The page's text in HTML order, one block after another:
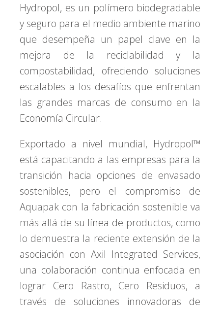
Hydropol, es un polímero biodegradable
y seguro para el medio ambiente marino
que desempeña un papel clave en la
mejora de la reciclabilidad y la
compostabilidad, ofreciendo soluciones
escalables a los desafíos que enfrentan
las grandes marcas de consumo en la
Economía Circular.
Exportado a nivel mundial, Hydropol™
está capacitando a las empresas para la
transición hacia opciones de envasado
sostenibles, pero el compromiso de
Aquapak con la fabricación sostenible va
más allá de su línea de productos, como
lo demuestra la reciente extensión de la
asociación con Axil Integrated Services,
una colaboración continua enfocada en
lograr Cero Rastro, Cero Residuos, a
través de soluciones innovadoras de